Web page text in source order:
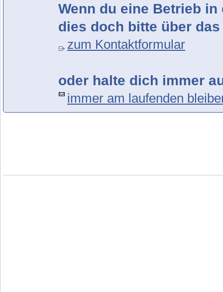
Wenn du eine Betrieb
dies doch bitte über
zum Kontaktformular
oder halte dich immer
immer am laufenden